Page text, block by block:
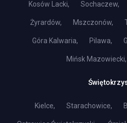
Kosów Lacki, Sochaczew,
Żyrardów, Mszczonów,
Góra Kalwaria, Pilawa,
Mińsk Mazowiecki,
Kielce, Starachowice,